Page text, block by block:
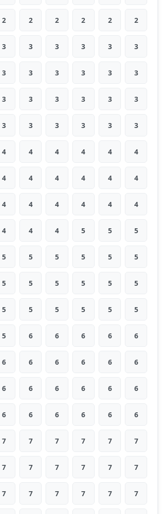
2 2 2 2 2 2
3 3 3 3 3 3
3 3 3 3 3 3
3 3 3 3 3 3
3 3 3 3 3 3
4 4 4 4 4 4
4 4 4 4 4 4
4 4 4 4 4 4
4 4 4 5 5 5
5 5 5 5 5 5
5 5 5 5 5 5
5 5 5 5 5 5
5 6 6 6 6 6
6 6 6 6 6 6
6 6 6 6 6 6
6 6 6 6 6 6
7 7 7 7 7 7
7 7 7 7 7 7
7 7 7 7 7 7